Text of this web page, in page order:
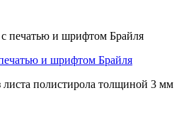
и шрифтом Брайля
листа полистирола толщиной 3 мм